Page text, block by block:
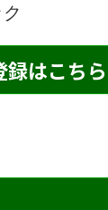
はこち